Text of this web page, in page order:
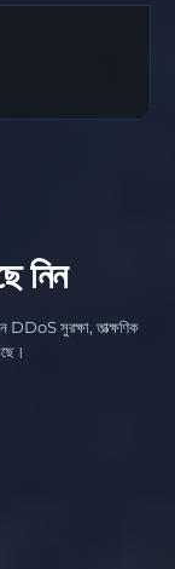
নিন
DDoS সুরক্ষা, তাত্ক্ষণিক